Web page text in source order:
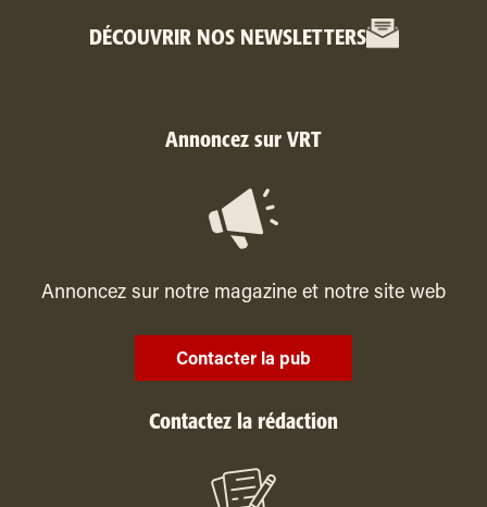
DÉCOUVRIR NOS NEWSLETTERS
Annoncez sur VRT
Annoncez sur notre magazine et notre site web
Contacter la pub
Contactez la rédaction